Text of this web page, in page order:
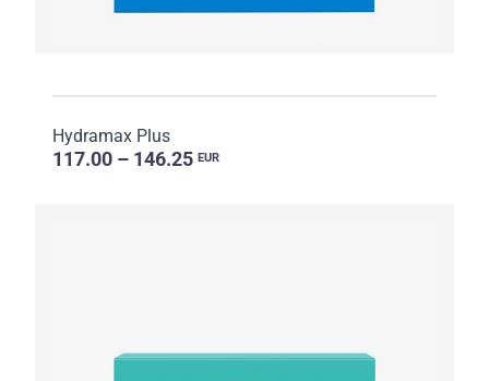
Hydramax Plus
117.00 – 146.25 EUR